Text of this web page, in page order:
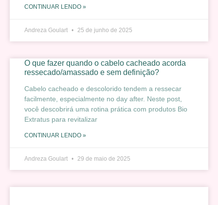
CONTINUAR LENDO »
Andreza Goulart 25 de junho de 2025
O que fazer quando o cabelo cacheado acorda
ressecado/amassado e sem definição?
Cabelo cacheado e descolorido tendem a ressecar
facilmente, especialmente no day after. Neste post,
você descobrirá uma rotina prática com produtos Bio
Extratus para revitalizar
CONTINUAR LENDO »
Andreza Goulart 29 de maio de 2025